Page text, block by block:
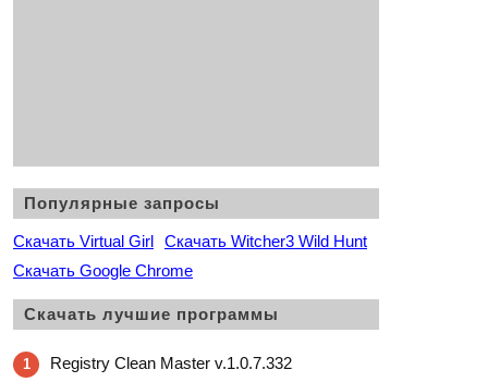
Популярные запросы
Скачать Virtual Girl Скачать Witcher3 Wild Hunt
Скачать Google Chrome
Скачать лучшие программы
1 Registry Clean Master v.1.0.7.332